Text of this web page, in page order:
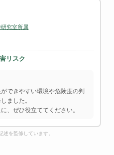
究室所属
リスク
できやすい環境や危険度の判
ました。
、ぜひ役立ててください。
を監修しています。